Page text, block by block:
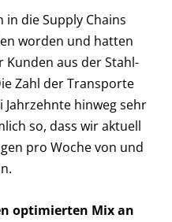
die Supply Chains
worden und hatten
Kunden aus der Stahl­
Zahl der Transporte
Jahrzehnte hinweg sehr
so, dass wir aktuell
pro Woche von und
­optimierten Mix an